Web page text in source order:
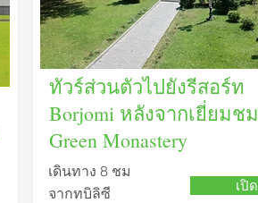
ทัวร์ส่วนตัวไปยังรีสอร์ท
Borjomi หลังจากเยี่ยมชม
Green Monastery
เดินทาง 8 ชม
จากทบิลิซี เปิด